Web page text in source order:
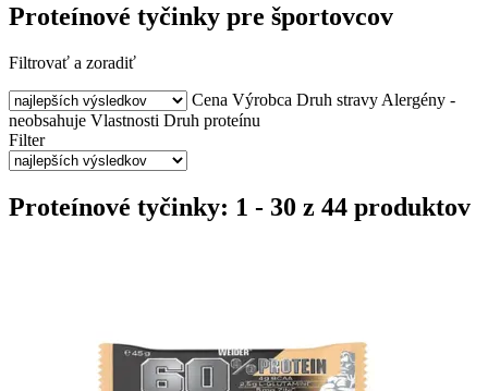
Proteínové tyčinky pre športovcov
Filtrovať a zoradiť
Cena Výrobca Druh stravy Alergény -
neobsahuje Vlastnosti Druh proteínu
Filter
Proteínové tyčinky: 1 - 30 z 44 produktov